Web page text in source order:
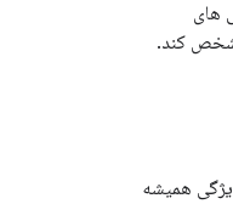
های
کند.
همیشه